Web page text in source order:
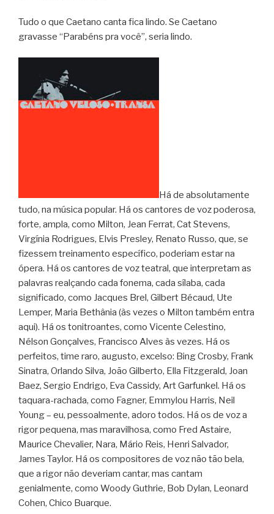
Tudo o que Caetano canta fica lindo. Se Caetano
gravasse “Parabéns pra você”, seria lindo.
Há de absolutamente
tudo, na música popular. Há os cantores de voz poderosa,
forte, ampla, como Milton, Jean Ferrat, Cat Stevens,
Virgínia Rodrigues, Elvis Presley, Renato Russo, que, se
fizessem treinamento específico, poderiam estar na
ópera. Há os cantores de voz teatral, que interpretam as
palavras realçando cada fonema, cada sílaba, cada
significado, como Jacques Brel, Gilbert Bécaud, Ute
Lemper, Maria Bethânia (às vezes o Milton também entra
aqui). Há os tonitroantes, como Vicente Celestino,
Nélson Gonçalves, Francisco Alves às vezes. Há os
perfeitos, time raro, augusto, excelso: Bing Crosby, Frank
Sinatra, Orlando Silva, João Gilberto, Ella Fitzgerald, Joan
Baez, Sergio Endrigo, Eva Cassidy, Art Garfunkel. Há os
taquara-rachada, como Fagner, Emmylou Harris, Neil
Young – eu, pessoalmente, adoro todos. Há os de voz a
rigor pequena, mas maravilhosa, como Fred Astaire,
Maurice Chevalier, Nara, Mário Reis, Henri Salvador,
James Taylor. Há os compositores de voz não tão bela,
que a rigor não deveriam cantar, mas cantam
genialmente, como Woody Guthrie, Bob Dylan, Leonard
Cohen, Chico Buarque.